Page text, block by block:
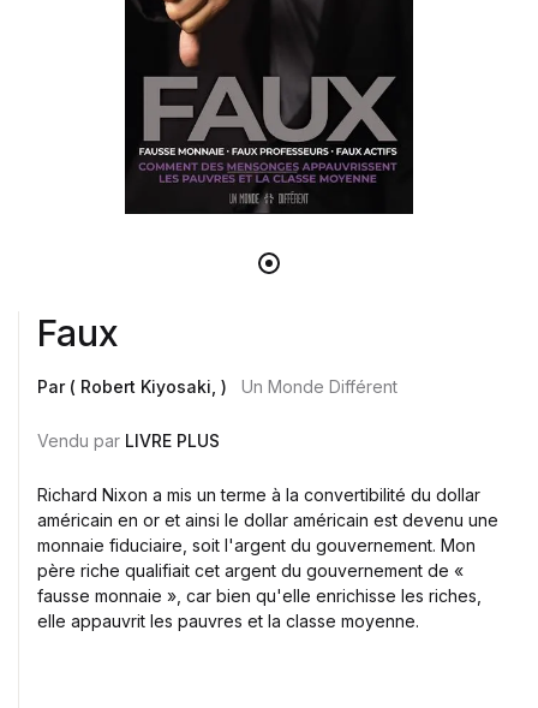
Faux
Par ( Robert Kiyosaki, ) Un Monde Différent
Vendu par LIVRE PLUS
Richard Nixon a mis un terme à la convertibilité du dollar
américain en or et ainsi le dollar américain est devenu une
monnaie fiduciaire, soit l'argent du gouvernement. Mon
père riche qualifiait cet argent du gouvernement de «
fausse monnaie », car bien qu'elle enrichisse les riches,
elle appauvrit les pauvres et la classe moyenne.